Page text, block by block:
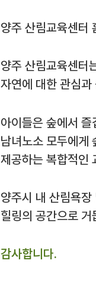
양주 산림교육센터
양주 산림교육센터
자연에 대한 관심
아이들은 숲에서
남녀노소 모두에게
제공하는 복합적인
양주시 내 산림욕
힐링의 공간으로
감사합니다.